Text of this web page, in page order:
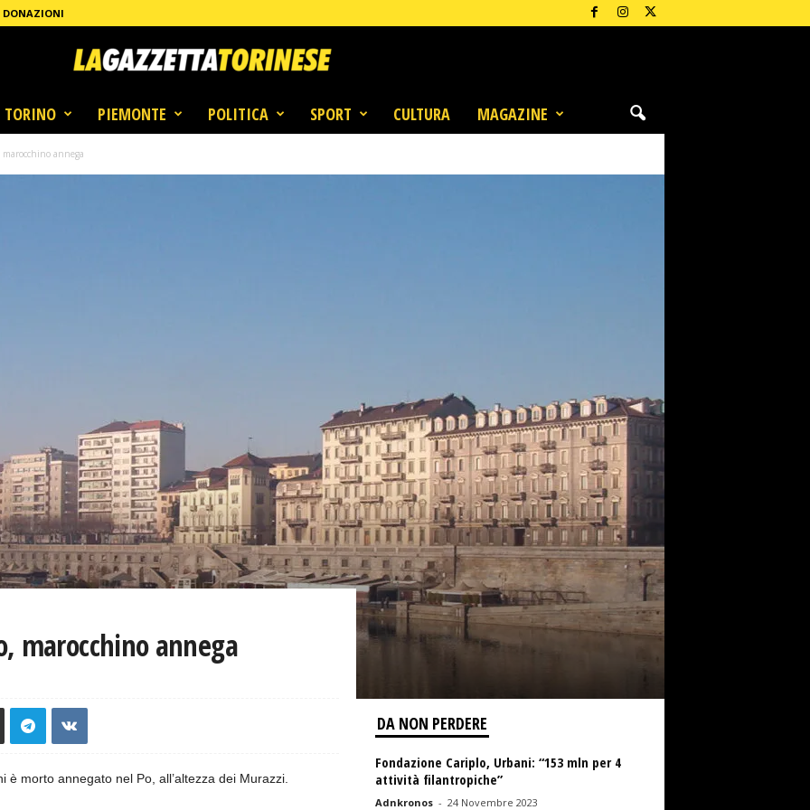
DONAZIONI
TORINO PIEMONTE POLITICA SPORT CULTURA MAGAZINE
annega
marocchino annega
morto annegato nel Po, all’altezza dei Murazzi.
DA NON PERDERE
Fondazione Cariplo, Urbani: “153 mln per 4
attività filantropiche”
Adnkronos - 24 Novembre 2023